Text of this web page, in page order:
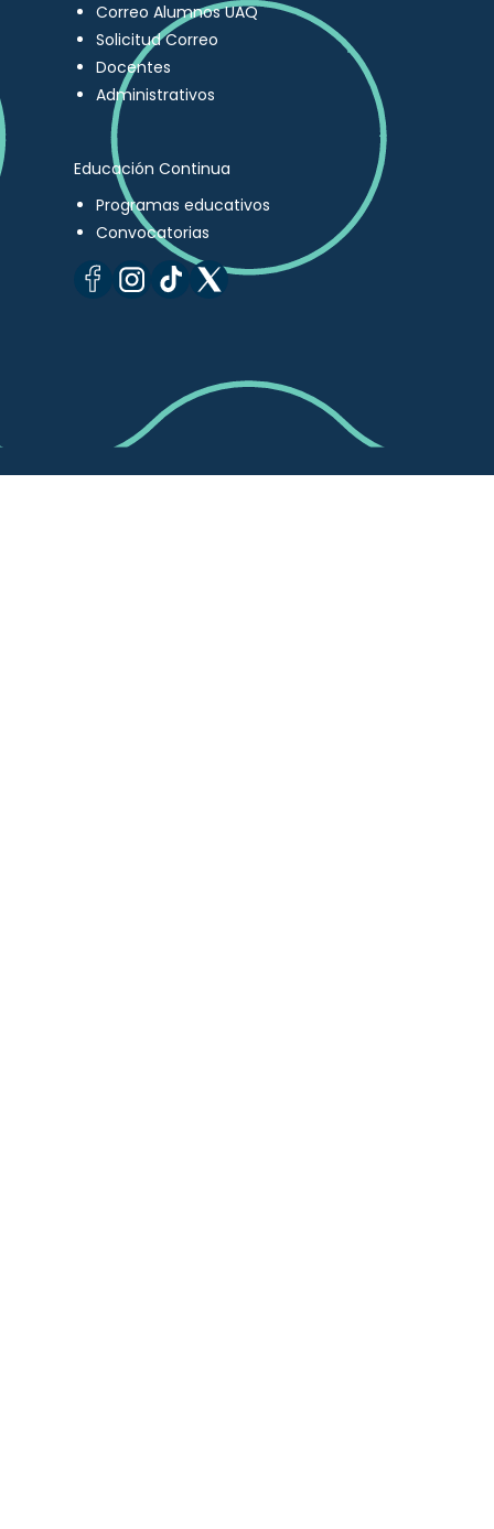
Correo Alumnos UAQ
Solicitud Correo
Docentes
Administrativos
Educación Continua
Programas educativos
Convocatorias